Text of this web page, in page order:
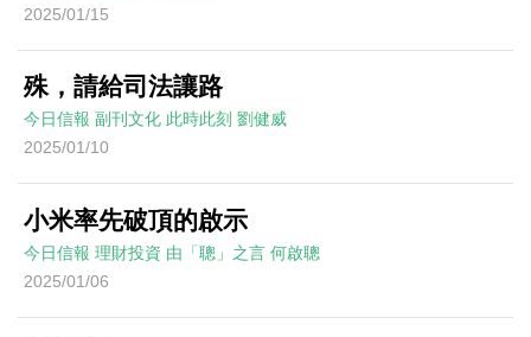
2025/01/15
殊，請給司法讓路
今日信報 副刊文化 此時此刻 劉健威
2025/01/10
小米率先破頂的啟示
今日信報 理財投資 由「聰」之言 何啟聰
2025/01/06